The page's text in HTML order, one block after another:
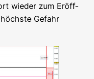
wie­der zum Eröff­
Gefahr